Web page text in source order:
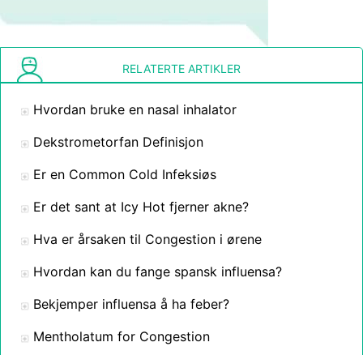
RELATERTE ARTIKLER
Hvordan bruke en nasal inhalator
Dekstrometorfan Definisjon
Er en Common Cold Infeksiøs
Er det sant at Icy Hot fjerner akne?
Hva er årsaken til Congestion i ørene
Hvordan kan du fange spansk influensa?
Bekjemper influensa å ha feber?
Mentholatum for Congestion